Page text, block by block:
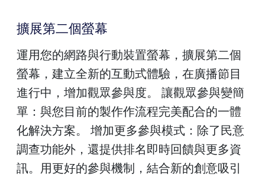
擴展第二個螢幕
運用您的網路與行動裝置螢幕，擴展第二個
螢幕，建立全新的互動式體驗，在廣播節目
進行中，增加觀眾參與度。 讓觀眾參與變簡
單：與您目前的製作作流程完美配合的一體
化解決方案。 增加更多參與模式：除了民意
調查功能外，還提供排名即時回饋與更多資
訊。用更好的參與機制，結合新的創意吸引